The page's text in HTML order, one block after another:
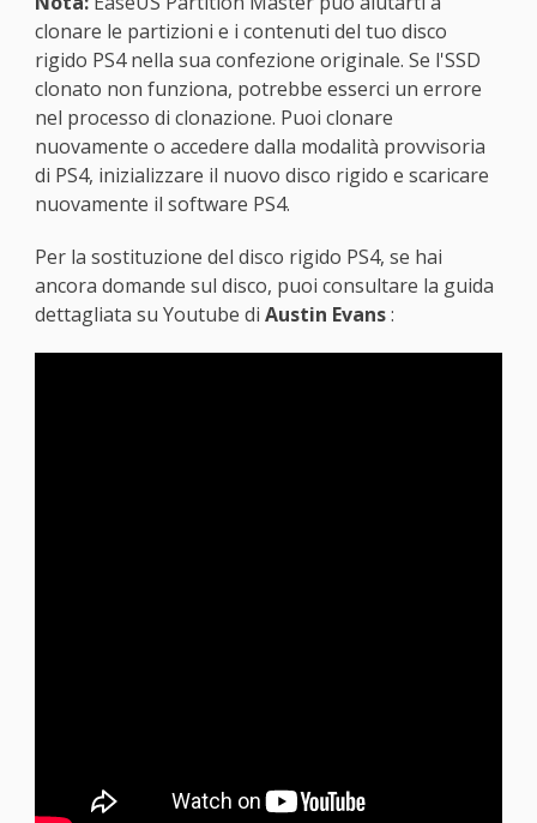
clonare le partizioni e i contenuti del tuo disco
rigido PS4 nella sua confezione originale. Se l'SSD
clonato non funziona, potrebbe esserci un errore
nel processo di clonazione. Puoi clonare
nuovamente o accedere dalla modalità provvisoria
di PS4, inizializzare il nuovo disco rigido e scaricare
nuovamente il software PS4.
Per la sostituzione del disco rigido PS4, se hai
ancora domande sul disco, puoi consultare la guida
dettagliata su Youtube di Austin Evans: